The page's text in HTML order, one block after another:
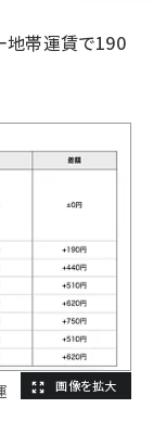
地帯運賃で190